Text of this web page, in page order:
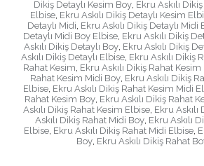
Dikiş Detaylı Kesim Boy, Ekru Askılı
Elbise, Ekru Askılı Dikiş Detaylı Kesim
Detaylı Midi, Ekru Askılı Dikiş Detaylı Midi
Detaylı Midi Boy Elbise, Ekru Askılı Dikiş
Askılı Dikiş Detaylı Boy, Ekru Askılı Dikiş
Askılı Dikiş Detaylı Elbise, Ekru Askılı Dikiş
Rahat Kesim, Ekru Askılı Dikiş Rahat Kesim
Rahat Kesim Midi Boy, Ekru Askılı Dikiş
Elbise, Ekru Askılı Dikiş Rahat Kesim Midi
Rahat Kesim Boy, Ekru Askılı Dikiş Rahat
Askılı Dikiş Rahat Kesim Elbise, Ekru Askılı
Askılı Dikiş Rahat Midi Boy, Ekru Askılı
Elbise, Ekru Askılı Dikiş Rahat Midi Elbise,
Boy, Ekru Askılı Dikiş Rahat